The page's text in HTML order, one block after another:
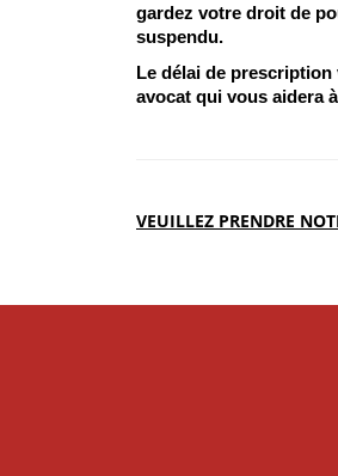
gardez votre droit de
suspendu.
Le délai de
avocat qui vous aidera
VEUILLEZ PRENDRE